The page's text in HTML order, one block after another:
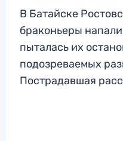
В Батайске
браконьеры
пыталась их
подозреваемых
Пострадавшая